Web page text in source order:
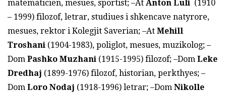
matematicien, mesues, sportist; –At Anton Luli (1910
– 1999) filozof, letrar, studiues i shkencave natyrore,
mesues, rektor i Kolegjit Saverian; –At Mehill
Troshani (1904-1983), poliglot, mesues, muzikolog; –
Dom Pashko Muzhani (1915-1995) filozof; –Dom Leke
Dredhaj (1899-1976) filozof, historian, perkthyes; –
Dom Loro Nodaj (1918-1996) letrar; –Dom Nikolle